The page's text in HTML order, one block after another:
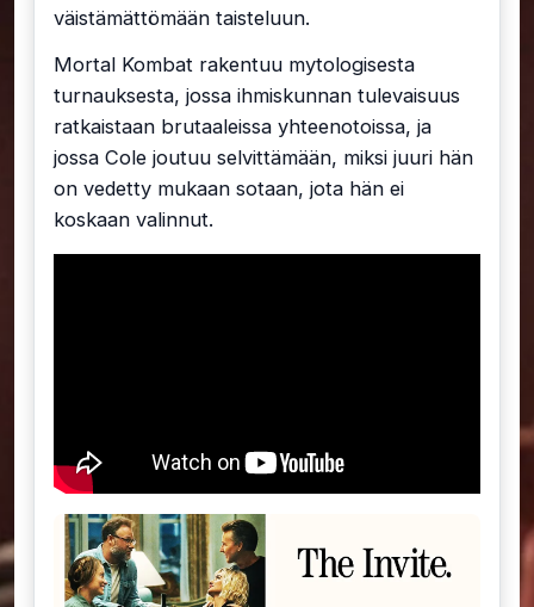
väistämättömään taisteluun.
Mortal Kombat rakentuu mytologisesta
turnauksesta, jossa ihmiskunnan tulevaisuus
ratkaistaan brutaaleissa yhteenotoissa, ja
jossa Cole joutuu selvittämään, miksi juuri hän
on vedetty mukaan sotaan, jota hän ei
koskaan valinnut.